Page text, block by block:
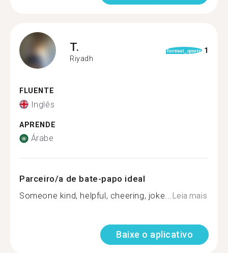
T.
Riyadh
format_quote 1
FLUENTE
Inglês
APRENDE
Árabe
Parceiro/a de bate-papo ideal
Someone kind, helpful, cheering, joke...Leia mais
Baixe o aplicativo